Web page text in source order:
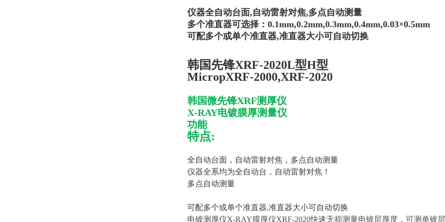
仪器全自动台面,自动雷射对焦,多点自动测量
多个准直器可选择：0.1mm,0.2mm,0.3mm,0.4mm,0.03×0.5mm
可配多个或单个准直器,准直器大小可自动切换
韩国先锋XRF-2020L型H型
MicropXRF-2000,XRF-2020
韩国微先锋XRF测厚仪
X-RAY电镀膜厚测量仪
功能
特点:
全自动台面，自动雷射对焦，多点自动测量
仪器全系均为全自动台，自动雷射对焦！
多点自动测量
可配多个或单个准直器,准直器大小可自动切换
电镀测厚仪X-RAY膜厚仪XRF-2020快速无损测量电镀层厚度，可测单镀